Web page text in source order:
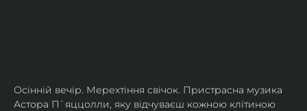
Осінній вечір. Мерехтіння свічок. Пристрасна музика
Астора П`яццолли, яку відчуваєш кожною клітиною